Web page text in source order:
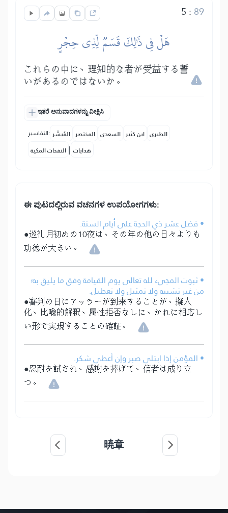
5 : 89
هَلۡ فِي ذَٰلِكَ قَسَمٞ لِّذِي حِجۡرٍ
これらの中に、理知的な者が受益する誓
いがあるのではないか。
ಇತರೆ ಅನುವಾದಗಳನ್ನು ವೀಕ್ಷಿಸಿ
التفاسير: المُيسَّر المختصر السعدي ابن كثير الطبري
النفحات المكية | هدايات
ಈ ಪುಟದಲ್ಲಿರುವ ವಚನಗಳ ಉಪಯೋಗಗಳು:
• فضل عشر ذي الحجة على أيام السنة.
●巡礼月初めの10夜は、その年の他の日々よりも
功徳が大きい。
• ثبوت المجيء لله تعالى يوم القيامة وفق ما يليق به؛
من غير تشبيه ولا تمثيل ولا تعطيل.
●審判の日にアッラーが到来することが、擬人
化、比喩的解釈、属性拒否なしに、かれに相応し
い形で実現することの確証。
• المؤمن إذا ابتلي صبر وإن أعطي شكر.
●忍耐を試され、感謝を捧げて、信者は成り立
つ。
暁章